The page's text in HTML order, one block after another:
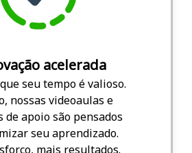
acelerada
seu tempo é valioso.
nossas videoaulas e
de apoio são pensados
seu aprendizado.
mais resultados.